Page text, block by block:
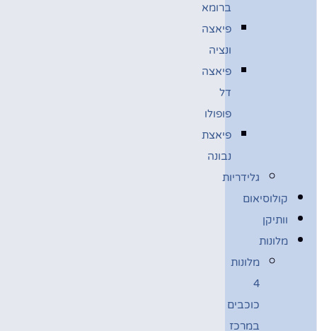
ברומא
פיאצה
ונציה
פיאצה
דל
פופולו
פיאצת
נבונה
גלידריות
קולוסיאום
וותיקן
מלונות
מלונות
4
כוכבים
במרכז